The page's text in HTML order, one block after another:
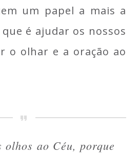
um papel a mais a
é ajudar os nossos
o olhar e a oração ao
olhos ao Céu, porque